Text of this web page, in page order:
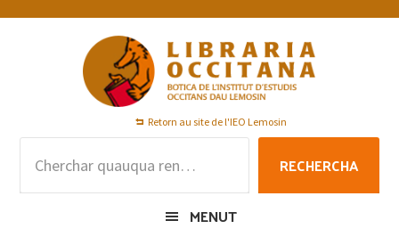
Skip
Skip
Skip
Retorn au site de l'IEO Lemosin
RECHERCHA
MENUT